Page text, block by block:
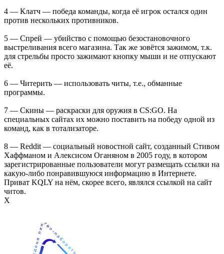
4 — Клатч — победа команды, когда её игрок остался один
против нескольких противников.
5 — Спрей — убийство с помощью безостановочного
выстреливания всего магазина. Так же зовётся зажимом, т.к.
для стрельбы просто зажимают кнопку мыши и не отпускают
её.
6 — Читерить — использовать читы, т.е., обманные
программы.
7 — Скины — раскраски для оружия в CS:GO. На
специальных сайтах их можно поставить на победу одной из
команд, как в тотализаторе.
8 — Reddit — социальный новостной сайт, созданный Стивом
Хаффманом и Алексисом Оганяном в 2005 году, в котором
зарегистрированные пользователи могут размещать ссылки на
какую-либо понравившуюся информацию в Интернете.
Приват KQLY на нём, скорее всего, являлся ссылкой на сайт
читов.
Х